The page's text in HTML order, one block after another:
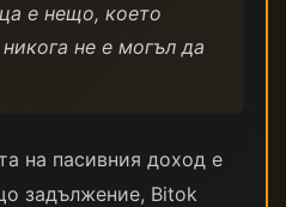
е нещо, което
не е могъл да
на пасивния доход е
задължение, Bitok